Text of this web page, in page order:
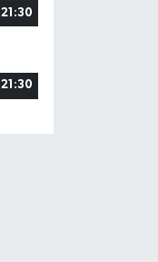
21:30
21:30